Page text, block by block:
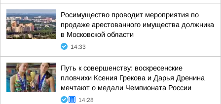
Росимущество проводит мероприятия по
продаже арестованного имущества должника
в Московской области
14:33
Путь к совершенству: воскресенские
пловчихи Ксения Грекова и Дарья Дренина
мечтают о медали Чемпионата России
14:28